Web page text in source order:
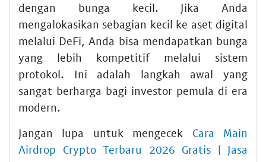
dengan bunga kecil. Jika Anda
mengalokasikan sebagian kecil ke aset digital
melalui DeFi, Anda bisa mendapatkan bunga
yang lebih kompetitif melalui sistem
protokol. Ini adalah langkah awal yang
sangat berharga bagi investor pemula di era
modern.
Jangan lupa untuk mengecek Cara Main
Airdrop Crypto Terbaru 2026 Gratis | Jasa